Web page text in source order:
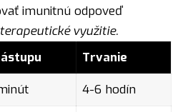
imunitnú odpoveď
využitie.
Trvanie
4-6 hodín